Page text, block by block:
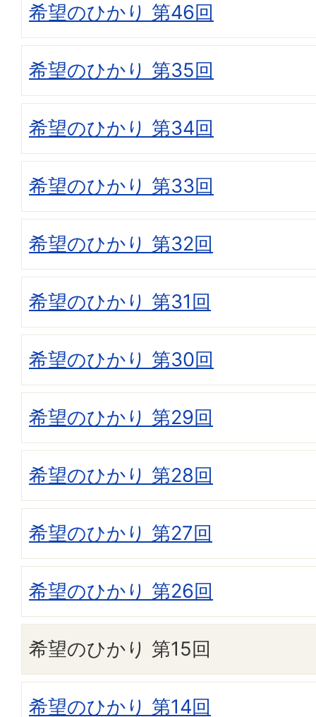
希望のひかり 第46回
希望のひかり 第35回
希望のひかり 第34回
希望のひかり 第33回
希望のひかり 第32回
希望のひかり 第31回
希望のひかり 第30回
希望のひかり 第29回
希望のひかり 第28回
希望のひかり 第27回
希望のひかり 第26回
希望のひかり 第15回
希望のひかり 第14回